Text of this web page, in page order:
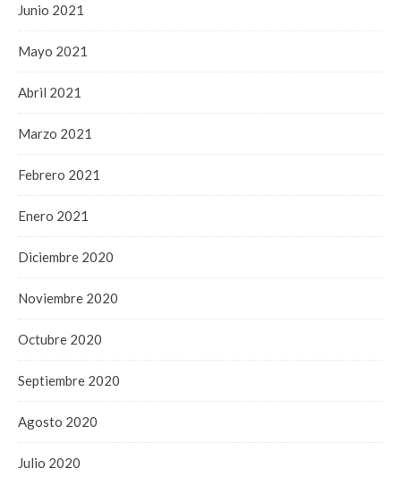
Junio 2021
Mayo 2021
Abril 2021
Marzo 2021
Febrero 2021
Enero 2021
Diciembre 2020
Noviembre 2020
Octubre 2020
Septiembre 2020
Agosto 2020
Julio 2020